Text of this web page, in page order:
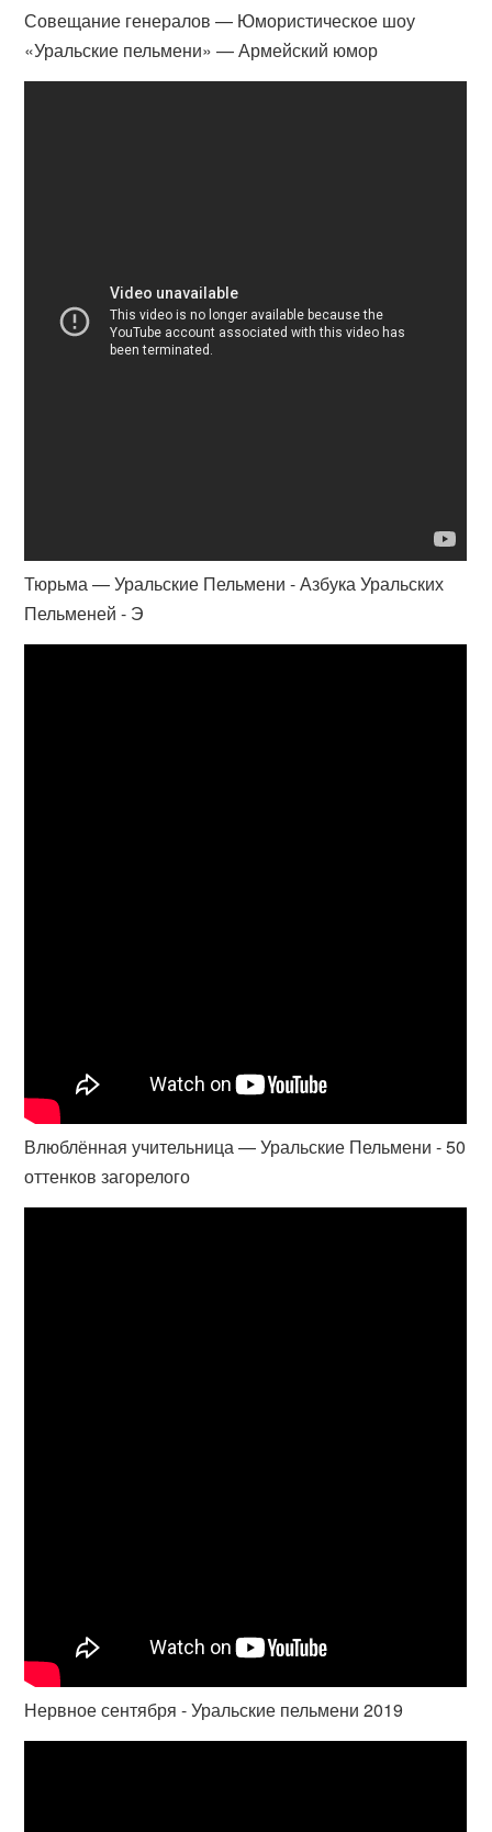
Совещание генералов — Юмористическое шоу
«Уральские пельмени» — Армейский юмор
Тюрьма — Уральские Пельмени - Азбука Уральских
Пельменей - Э
Влюблённая учительница — Уральские Пельмени - 50
оттенков загорелого
Нервное сентября - Уральские пельмени 2019